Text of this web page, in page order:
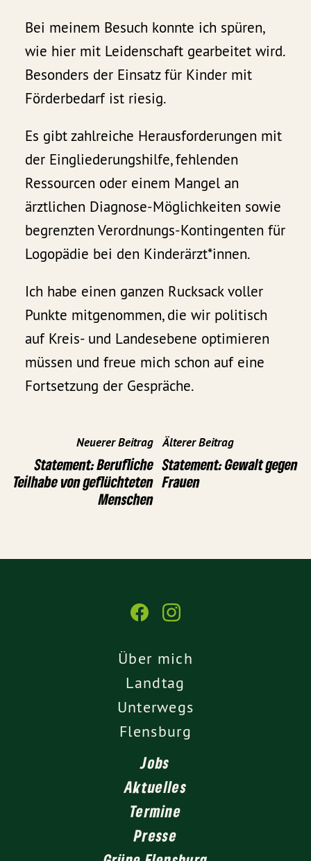
Bei meinem Besuch konnte ich spüren,
wie hier mit Leidenschaft gearbeitet wird.
Besonders der Einsatz für Kinder mit
Förderbedarf ist riesig.
Es gibt zahlreiche Herausforderungen mit
der Eingliederungshilfe, fehlenden
Ressourcen oder einem Mangel an
ärztlichen Diagnose-Möglichkeiten sowie
begrenzten Verordnungs-Kontingenten für
Logopädie bei den Kinderärzt*innen.
Ich habe einen ganzen Rucksack voller
Punkte mitgenommen, die wir politisch
auf Kreis- und Landesebene optimieren
müssen und freue mich schon auf eine
Fortsetzung der Gespräche.
Neuerer Beitrag
Statement: Berufliche
Teilhabe von geflüchteten
Menschen
Älterer Beitrag
Statement: Gewalt gegen
Frauen
Über mich
Landtag
Unterwegs
Flensburg
Jobs
Aktuelles
Termine
Presse